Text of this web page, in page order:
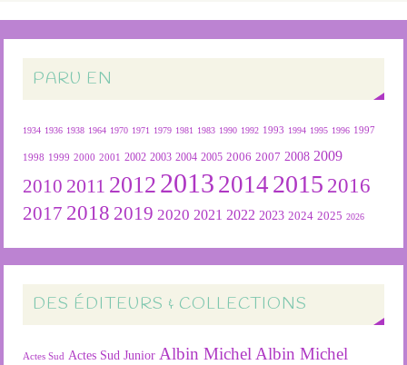
PARU EN
1934 1936 1938 1964 1970 1971 1979 1981 1983 1990 1992 1993 1994 1995 1996 1997
1998 1999 2000 2001 2002 2003 2004 2005 2006 2007 2008 2009
2010 2011 2012 2013 2014 2015 2016
2017 2018 2019 2020 2021 2022 2023 2024 2025 2026
DES ÉDITEURS & COLLECTIONS
Actes Sud Actes Sud Junior Albin Michel Albin Michel